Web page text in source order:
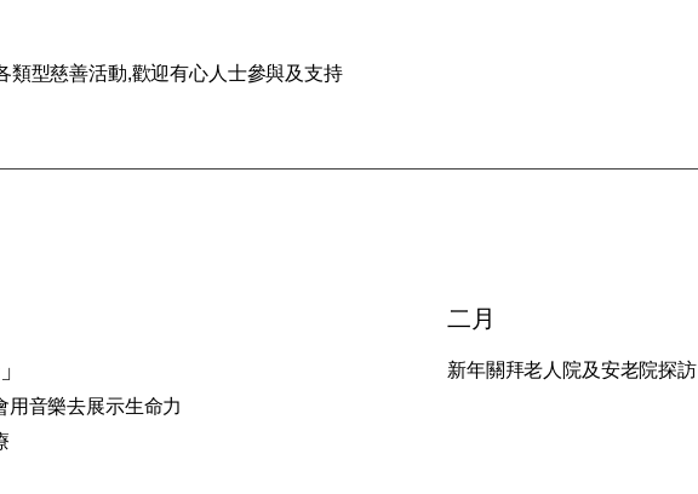
類型慈善活動,歡迎有心人士參與及支持
用音樂去展示生命力
二月
新年關拜老人院及安老院探訪